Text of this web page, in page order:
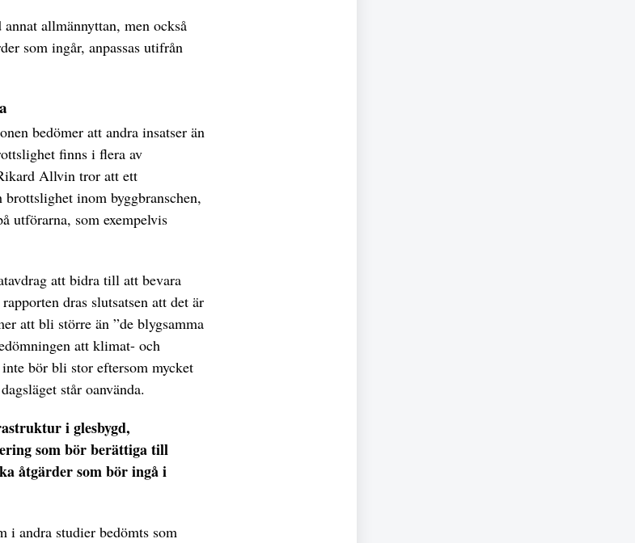
allmännyttan, men också
som ingår, anpassas utifrån
bedömer att andra insatser än
finns i flera av
Allvin tror att ett
inom byggbranschen,
utförarna, som exempelvis
att bidra till att bevara
dras slutsatsen att det är
att bli större än ”de blygsamma
att klimat- och
bör bli stor eftersom mycket
står oanvända.
i glesbygd,
som bör berättiga till
åtgärder som bör ingå i
i andra studier bedömts som